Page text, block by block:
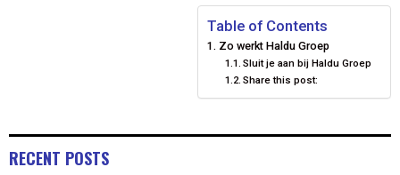
E
O
E
R
E
O
N
E
D
I
Table of Contents
Zo werkt Haldu Groep
Sluit je aan bij Haldu Groep
Share this post:
RECENT POSTS